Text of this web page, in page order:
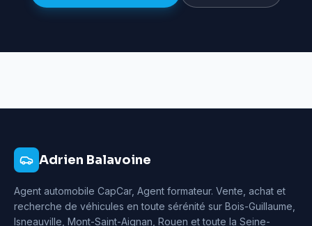
Adrien Balavoine
Agent automobile CapCar, Agent formateur. Vente, achat et
recherche de véhicules en toute sérénité sur Bois-Guillaume,
Isneauville, Mont-Saint-Aignan, Rouen et toute la Seine-